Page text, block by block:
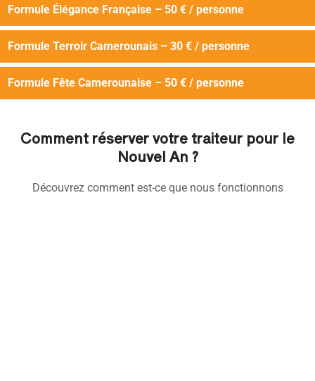
Formule Élégance Française – 50 € / personne
Formule Terroir Camerounais – 30 € / personne
Formule Fête Camerounaise – 50 € / personne
Comment réserver votre traiteur pour le
Nouvel An ?
Découvrez comment est-ce que nous fonctionnons